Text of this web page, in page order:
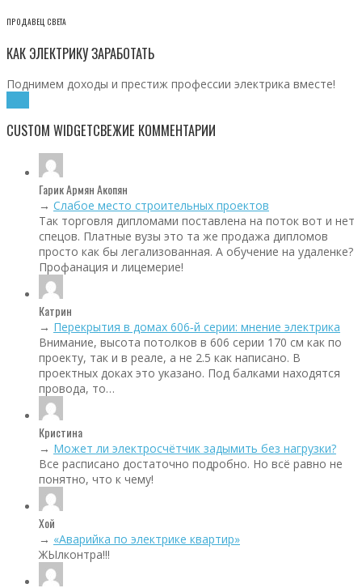
ПРОДАВЕЦ СВЕТА
КАК ЭЛЕКТРИКУ ЗАРАБОТАТЬ
Поднимем доходы и престиж профессии электрика вместе!
CUSTOM WIDGETСВЕЖИЕ КОММЕНТАРИИ
Гарик Армян Акопян
→ Слабое место строительных проектов
Так торговля дипломами поставлена на поток вот и нет
спецов. Платные вузы это та же продажа дипломов
просто как бы легализованная. А обучение на удаленке?
Профанация и лицемерие!
Катрин
→ Перекрытия в домах 606‑й серии: мнение электрика
Внимание, высота потолков в 606 серии 170 см как по
проекту, так и в реале, а не 2.5 как написано. В
проектных доках это указано. Под балками находятся
провода, то…
Кристина
→ Может ли электросчётчик задымить без нагрузки?
Все расписано достаточно подробно. Но всё равно не
понятно, что к чему!
Хой
→ «Аварийка по электрике квартир»
ЖЫлконтра!!!